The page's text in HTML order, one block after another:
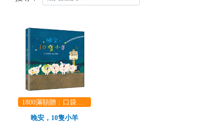
1800滿額贈：口袋玩具一份（隨機出貨） (summer read)
晚安，10隻小羊